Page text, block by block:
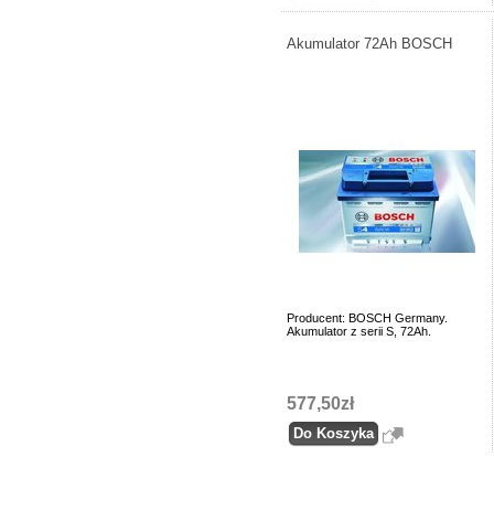
Akumulator 72Ah BOSCH
Producent: BOSCH Germany.
Akumulator z serii S, 72Ah.
577,50zł